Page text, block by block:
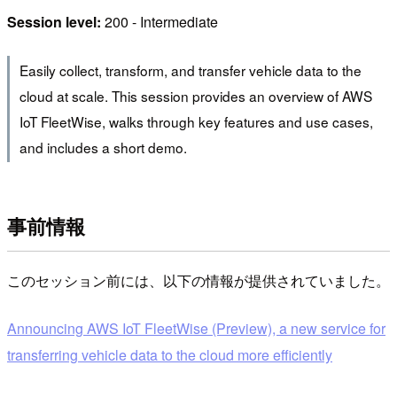
Session level: 200 - Intermediate
Easily collect, transform, and transfer vehicle data to the
cloud at scale. This session provides an overview of AWS
IoT FleetWise, walks through key features and use cases,
and includes a short demo.
事前情報
このセッション前には、以下の情報が提供されていました。
Announcing AWS IoT FleetWise (Preview), a new service for
transferring vehicle data to the cloud more efficiently